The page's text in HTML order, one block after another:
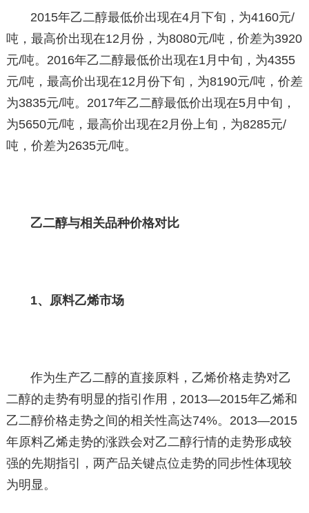
2015年乙二醇最低价出现在4月下旬，为4160元/
吨，最高价出现在12月份，为8080元/吨，价差为3920
元/吨。2016年乙二醇最低价出现在1月中旬，为4355
元/吨，最高价出现在12月份下旬，为8190元/吨，价差
为3835元/吨。2017年乙二醇最低价出现在5月中旬，
为5650元/吨，最高价出现在2月份上旬，为8285元/
吨，价差为2635元/吨。
乙二醇与相关品种价格对比
1、原料乙烯市场
作为生产乙二醇的直接原料，乙烯价格走势对乙
二醇的走势有明显的指引作用，2013—2015年乙烯和
乙二醇价格走势之间的相关性高达74%。2013—2015
年原料乙烯走势的涨跌会对乙二醇行情的走势形成较
强的先期指引，两产品关键点位走势的同步性体现较
为明显。